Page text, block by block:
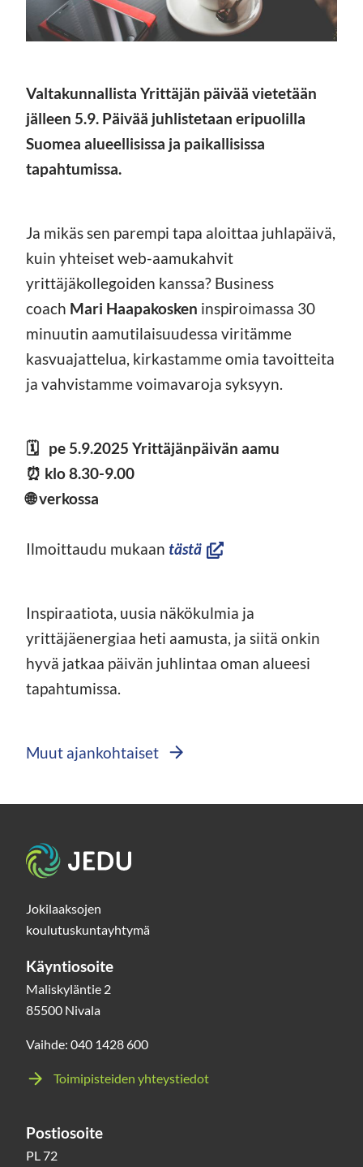
Valtakunnallista Yrittäjän päivää vietetään
jälleen 5.9. Päivää juhlistetaan eripuolilla
Suomea alueellisissa ja paikallisissa
tapahtumissa.
Ja mikäs sen parempi tapa aloittaa juhlapäivä,
kuin yhteiset web-aamukahvit
yrittäjäkollegoiden kanssa? Business
coach Mari Haapakosken inspiroimassa 30
minuutin aamutilaisuudessa viritämme
kasvuajattelua, kirkastamme omia tavoitteita
ja vahvistamme voimavaroja syksyyn.
🗓 pe 5.9.2025 Yrittäjänpäivän aamu
⏰ klo 8.30-9.00
🌐 verkossa
Ilmoittaudu mukaan tästä(avautuu
siirryt
toiseen
palveluun)
Inspiraatiota, uusia näkökulmia ja
yrittäjäenergiaa heti aamusta, ja siitä onkin
hyvä jatkaa päivän juhlintaa oman alueesi
tapahtumissa.
Muut ajankohtaiset
Etusivu
Jokilaaksojen
koulutuskuntayhtymä
Käyntiosoite
Maliskyläntie 2
85500 Nivala
Vaihde: 040 1428 600
Toimipisteiden yhteystiedot
Postiosoite
PL 72